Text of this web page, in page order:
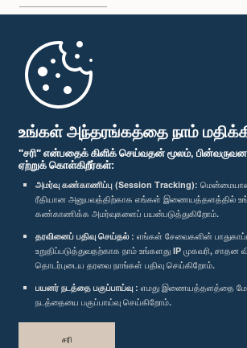
உங்கள் அந்தரங்கத்தை நாம்
"சரி" என்பதைக் கிளிக் செய்வதன் மூலம்,
ஏற்றுக் கொள்கிறீர்கள்:
அமர்வு கண்காணிப்பு (Session Tracking): மென்மையான
ரீதியான அனுபவத்திற்காக எங்கள் இணையத்தளத்தில்
கண்காணிக்க அமர்வுகளைப் பயன்படுத்துகிறோம்.
தரவினைப் பதிவு செய்தல் : எங்கள் சேவைகளின்
உறுதிப்படுத்துவதற்காக நாம் உங்களது IP முகவரி, சாதன
தொடர்புடைய தரவை நாங்கள் பதிவு செய்கிறோம்.
பயனர் நடத்தை பகுப்பாய்வு : எமது இணையத்தளத்தை
நடத்தையை பகுப்பாய்வு செய்கிறோம்.
சரி
முதற்பக்கம்
பாராளுமன்ற கையடக்க செயலி
எம்மை பின்தொடர்க :
விருதுகள்
தனியுரிமைக் கொள்கை